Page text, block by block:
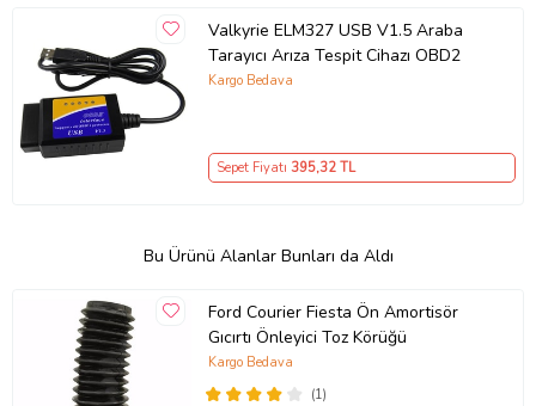
Valkyrie ELM327 USB V1.5 Araba
Tarayıcı Arıza Tespit Cihazı OBD2
Kargo Bedava
Sepet Fiyatı 395,32 TL
Bu Ürünü Alanlar Bunları da Aldı
Ford Courier Fiesta Ön Amortisör
Gıcırtı Önleyici Toz Körüğü
(1)
Kargo Bedava